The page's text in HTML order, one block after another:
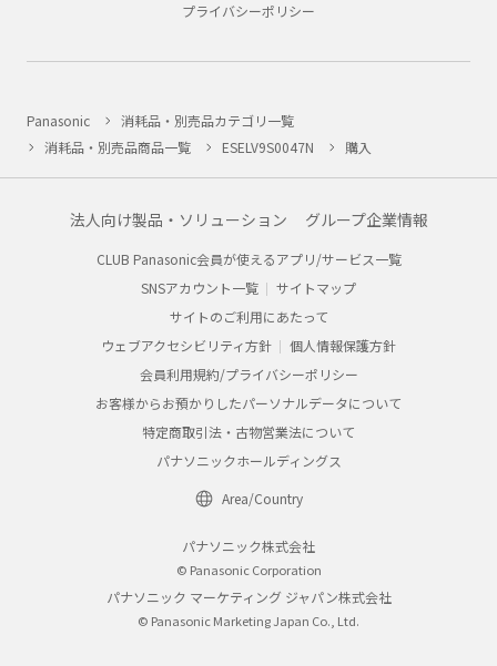
プライバシーポリシー
Panasonic
消耗品・別売品カテゴリ一覧
消耗品・別売品商品一覧
ESELV9S0047N 購入
法人向け製品・ソリューション グループ企業情報
CLUB Panasonic会員が使えるアプリ/サービス一覧
SNSアカウント一覧
サイトマップ
サイトのご利用にあたって
ウェブアクセシビリティ方針
個人情報保護方針
会員利用規約/プライバシーポリシー
お客様からお預かりしたパーソナルデータについて
特定商取引法・古物営業法について
パナソニックホールディングス
Area/Country
パナソニック株式会社
© Panasonic Corporation
パナソニック マーケティング ジャパン株式会社
© Panasonic Marketing Japan Co., Ltd.